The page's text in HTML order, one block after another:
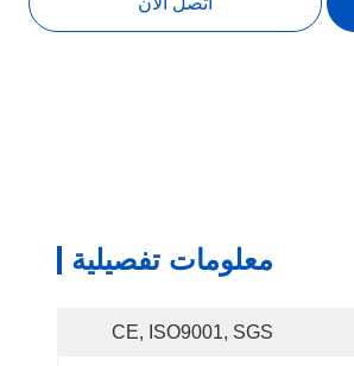
معلومات تفصيلية
CE, ISO9001, SGS